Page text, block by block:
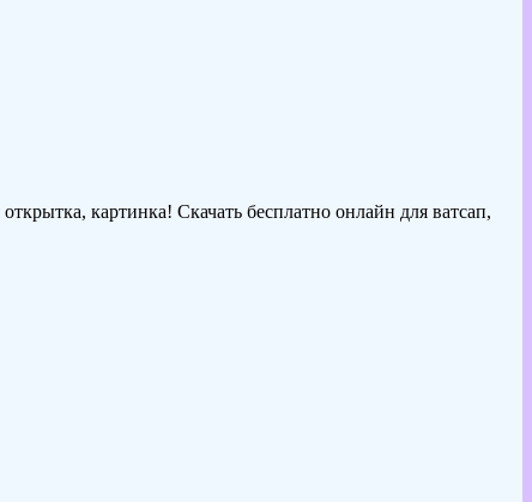
картинка! Скачать бесплатно онлайн для ватсап,